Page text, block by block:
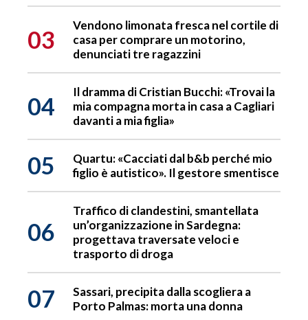
03
Vendono limonata fresca nel cortile di
casa per comprare un motorino,
denunciati tre ragazzini
04
Il dramma di Cristian Bucchi: «Trovai la
mia compagna morta in casa a Cagliari
davanti a mia figlia»
05
Quartu: «Cacciati dal b&b perché mio
figlio è autistico». Il gestore smentisce
06
Traffico di clandestini, smantellata
un’organizzazione in Sardegna:
progettava traversate veloci e
trasporto di droga
07
Sassari, precipita dalla scogliera a
Porto Palmas: morta una donna